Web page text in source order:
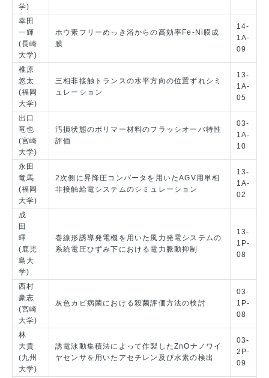
学)
幸田
一輝
(長崎
大学)
ホウ素フリーめっき浴からの高効率Fe-Ni膜成
膜
14-
1A-
09
椎原
悠太
(福岡
大学)
三相非接触トランスの水平方向の位置ずれシミ
ュレーション
13-
1A-
05
出口
竜也
(宮崎
大学)
汚損状態のポリマー材料のフラッシオーバ特性
評価
03-
1A-
10
永田
竜馬
(福岡
大学)
2次側に昇降圧コンバータを用いたAGV用単相
非接触給電システムのシミュレーション
13-
1A-
02
成
田
暉
(鹿児
島大
学)
巻線形誘導発電機を用いた風力発電システムの
系統電圧ひずみ下における電力脈動抑制
13-
1P-
08
西村
豪志
(宮崎
大学)
灰色カビ病菌における殺菌評価方法の検討
03-
1P-
08
林
大貴
(九州
大学)
誘電泳動集積法によって作製したZnOナノワイ
ヤセンサを用いたアセチレン及び水素の検出
03-
2P-
09